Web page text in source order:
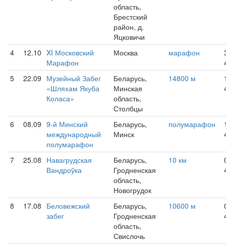
область,
Брестский
район, д.
Яцковичи
4 12.10 XI Московский
Марафон
Москва марафон
5
22.09 Музейный Забег
«Шляхам Якуба
Коласа»
Беларусь,
Минская
область,
Столбцы
14800 м
6 08.09 9-й Минский
международный
полумарафон
Беларусь,
Минск
полумарафон
7 25.08 Навагрудская
Вандроўка
Беларусь,
Гродненская
область,
Новогрудок
10 км
8 17.08 Беловежский
забег
Беларусь,
Гродненская
область,
Свислочь
10600 м